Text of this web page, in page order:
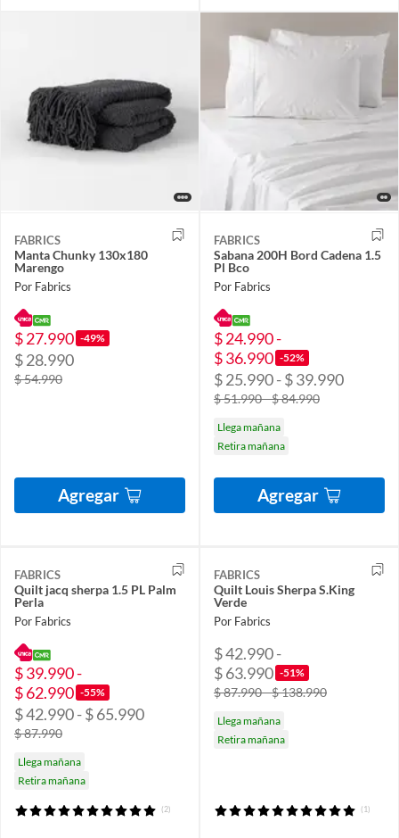
FABRICS
Manta Chunky 130x180
Marengo
Por Fabrics
$ 27.990 -49%
$ 28.990
$ 54.990
Agregar
FABRICS
Sabana 200H Bord Cadena 1.5
Pl Bco
Por Fabrics
$ 24.990 -
$ 36.990 -52%
$ 25.990 - $ 39.990
$ 51.990 - $ 84.990
Llega mañana
Retira mañana
Agregar
FABRICS
Quilt jacq sherpa 1.5 PL Palm
Perla
Por Fabrics
$ 39.990 -
$ 62.990 -55%
$ 42.990 - $ 65.990
$ 87.990
Llega mañana
Retira mañana
(2)
FABRICS
Quilt Louis Sherpa S.King
Verde
Por Fabrics
$ 42.990 -
$ 63.990 -51%
$ 87.990 - $ 138.990
Llega mañana
Retira mañana
(1)